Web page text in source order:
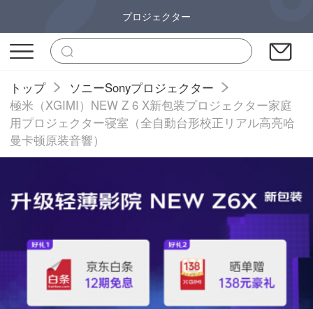
プロジェクター
トップ
ソニーSonyプロジェクター
極米（XGIMI）NEW Z 6 X新包装プロジェクター家庭
用プロジェクター寝室（全自動台形校正リアル高亮哈
曼卡顿原装音響）